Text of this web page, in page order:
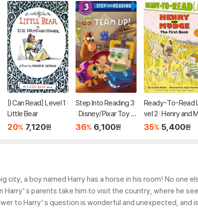
[I Can Read] Level 1 :
Little Bear
20% 7,120원
Step Into Reading 3
: Disney/Pixar Toy S
tory 5 : Team Up!
36% 6,100원
Ready-To-Read
vel 2 : Henry and
dge The First Book
35% 5,400원
city, a boy named Harry has a horse in his room! No one
Harry’ s parents take him to visit the country, where he
to Harry’ s question is wonderful and unexpected, and